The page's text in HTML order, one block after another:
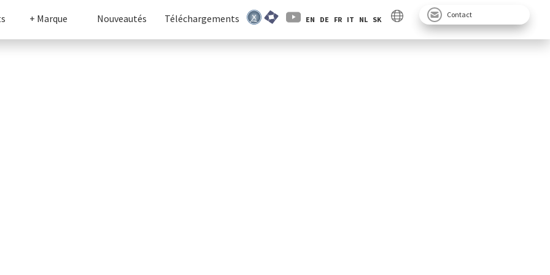
+ Marque Nouveautés Téléchargements EN DE FR IT NL SK
Contact